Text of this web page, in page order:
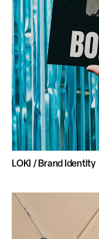
LOKI / Brand Identity